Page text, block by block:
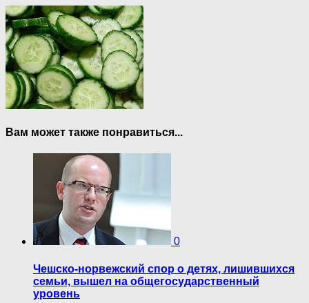
Вам может также понравиться...
0
Чешско-норвежский спор о детях, лишившихся
семьи, вышел на общегосударственный
уровень